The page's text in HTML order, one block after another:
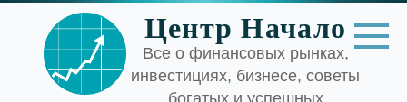
Перейти
контенту
Центр Начало
Все о финансовых рынках,
инвестициях, бизнесе, советы
богатых и успешных